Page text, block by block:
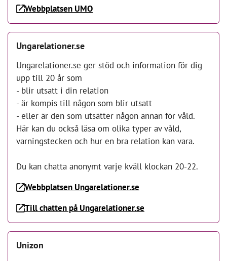
Webbplatsen UMO
Ungarelationer.se
Ungarelationer.se ger stöd och information för dig
upp till 20 år som
- blir utsatt i din relation
- är kompis till någon som blir utsatt
- eller är den som utsätter någon annan för våld.
Här kan du också läsa om olika typer av våld,
varningstecken och hur en bra relation kan vara.
Du kan chatta anonymt varje kväll klockan 20-22.
Webbplatsen Ungarelationer.se
Till chatten på Ungarelationer.se
Unizon